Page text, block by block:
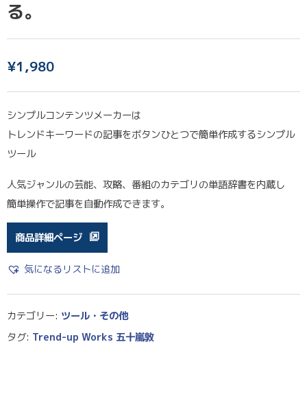
る。
¥1,980
シンプルコンテンツメーカーは
トレンドキーワードの記事をボタンひとつで簡単作成するシンプル
ツール
人気ジャンルの芸能、攻略、番組のカテゴリの単語辞書を内蔵し
簡単操作で記事を自動作成できます。
商品詳細ページ
気になるリストに追加
カテゴリー: ツール・その他
タグ: Trend-up Works 五十嵐敦